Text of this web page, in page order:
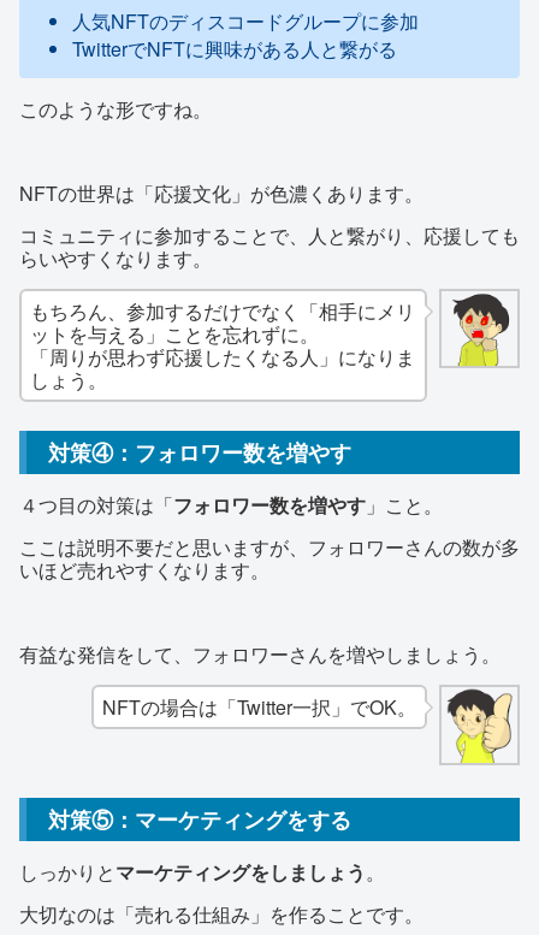
人気NFTのディスコードグループに参加
TwitterでNFTに興味がある人と繋がる
このような形ですね。
NFTの世界は「応援文化」が色濃くあります。
コミュニティに参加することで、人と繋がり、応援しても
らいやすくなります。
もちろん、参加するだけでなく「相手にメリ
ットを与える」ことを忘れずに。
「周りが思わず応援したくなる人」になりま
しょう。
対策④：フォロワー数を増やす
４つ目の対策は「フォロワー数を増やす 」こと。
ここは説明不要だと思いますが、フォロワーさんの数が多
いほど売れやすくなります。
有益な発信をして、フォロワーさんを増やしましょう。
NFTの場合は「Twitter一択」でOK。
対策⑤：マーケティングをする
しっかりとマーケティングをしましょう。
大切なのは「売れる仕組み」を作ることです。